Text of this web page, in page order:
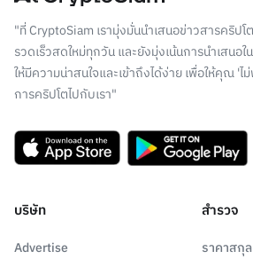
"ที่ CryptoSiam เรามุ่งมั่นนำเสนอข่าวสารคริปโ
รวดเร็วสดใหม่ทุกวัน และยังมุ่งเน้นการนำเสนอ
ให้มีความน่าสนใจและเข้าถึงได้ง่าย เพื่อให้คุณ '
การคริปโตไปกับเรา"
บริษัท
Advertise
สำรวจ
ราคาสกุ